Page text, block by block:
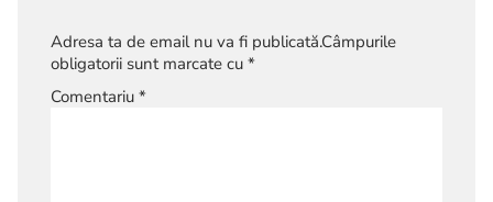
Adresa ta de email nu va fi publicată.Câmpurile
obligatorii sunt marcate cu *
Comentariu *